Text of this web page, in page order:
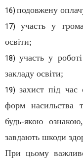
16) подовжену
17) участь у
освіти;
18) участь у
закладу освіти;
19) захист під час
форм насильства
будь-якою
завдають шкоди
При цьому